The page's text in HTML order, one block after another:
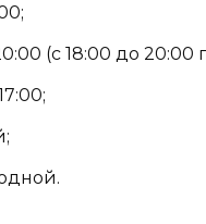
(с 18:00 до